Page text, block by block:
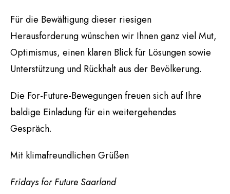
Für die Bewältigung dieser riesigen
Herausforderung wünschen wir Ihnen ganz viel Mut,
Optimismus, einen klaren Blick für Lösungen sowie
Unterstützung und Rückhalt aus der Bevölkerung.
Die For-Future-Bewegungen freuen sich auf Ihre
baldige Einladung für ein weitergehendes
Gespräch.
Mit klimafreundlichen Grüßen
Fridays for Future Saarland